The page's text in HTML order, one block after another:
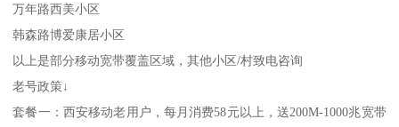
万年路西美小区
韩森路博爱康居小区
以上是部分移动宽带覆盖区域，其他小区/村致电咨询
老号政策↓
套餐一：西安移动老用户，每月消费58元以上，送200M-1000兆宽带